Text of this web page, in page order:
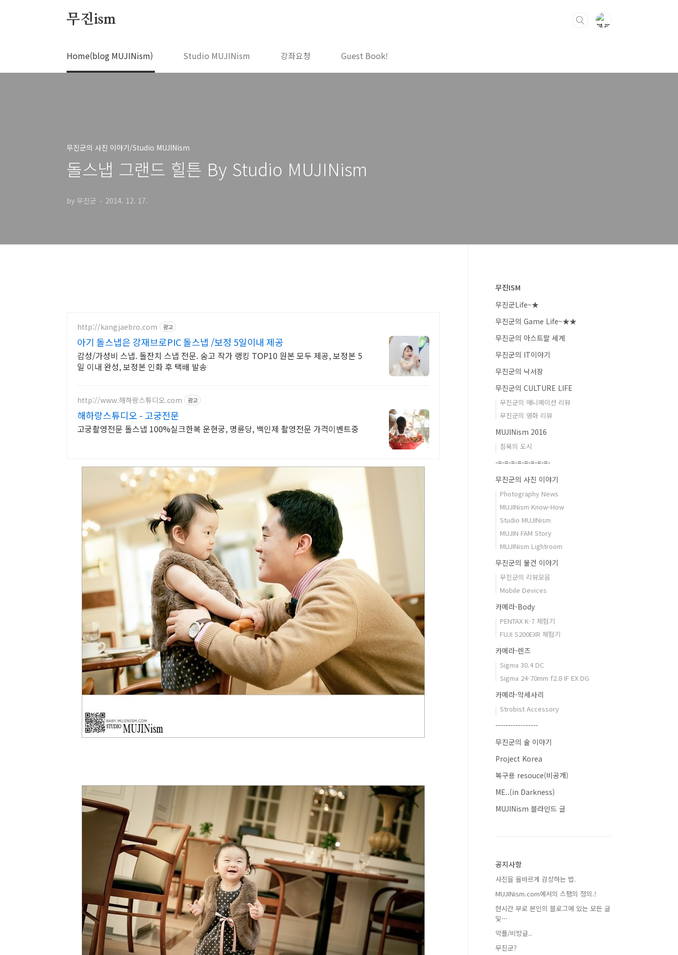
무진ism
Home(blog MUJINism) Studio MUJINism 강좌요청 Guest Book!
무진군의 사진 이야기/Studio MUJINism
돌스냅 그랜드 힐튼 By Studio MUJINism
by 무진군 2014. 12. 17.
http://kangjaebro.com 광고
아기 돌스냅은 강재브로PIC 돌스냅 /보정 5일이내 제공
감성/가성비 스냅. 돌잔치 스냅 전문. 숨고 작가 랭킹 TOP10 원본 모두 제공, 보정본 5
일 이내 완성, 보정본 인화 후 택배 발송
http://www.해하랑스튜디오.com 광고
해하랑스튜디오 - 고궁전문
고궁촬영전문 돌스냅 100%실크한복 운현궁, 명륜당, 백인제 촬영전문 가격이벤트중
무진ISM
무진군Life~★
무진군의 Game Life~★★
무진군의 아스트랄 세계
무진군의 IT이야기
무진군의 낙서장
무진군의 CULTURE LIFE
무진군의 애니메이션 리뷰
무진군의 영화 리뷰
MUJINism 2016
침묵의 도시
-=-=-=-=-=-=-=-=-
무진군의 사진 이야기
Photography News
MUJINism Know-How
Studio MUJINism
MUJIN FAM Story
MUJINism Lightroom
무진군의 물건 이야기
무진군의 리뷰모음
Mobile Devices
카메라-Body
PENTAX K-7 체험기
FUJI S200EXR 체험기
카메라-렌즈
Sigma 30.4 DC
Sigma 24-70mm f2.8 IF EX DG
카메라-악세사리
Strobist Accessory
-----------------
무진군의 술 이야기
Project Korea
복구용 resouce(비공개)
ME..(in Darkness)
MUJINism 블라인드 글
공지사항
사진을 올바르게 감상하는 법.
MUJINism.com에서의 스팸의 정의.!
현시간 부로 본인의 블로그에 있는 모든 글
및⋯
악플/비방글..
무진군?